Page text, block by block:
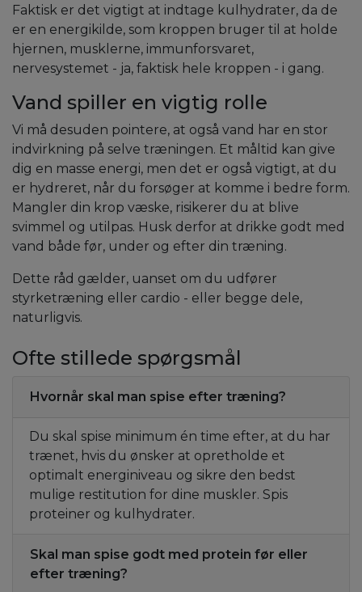
Faktisk er det vigtigt at indtage kulhydrater, da de
er en energikilde, som kroppen bruger til at holde
hjernen, musklerne, immunforsvaret,
nervesystemet - ja, faktisk hele kroppen - i gang.
Vand spiller en vigtig rolle
Vi må desuden pointere, at også vand har en stor
indvirkning på selve træningen. Et måltid kan give
dig en masse energi, men det er også vigtigt, at du
er hydreret, når du forsøger at komme i bedre form.
Mangler din krop væske, risikerer du at blive
svimmel og utilpas. Husk derfor at drikke godt med
vand både før, under og efter din træning.
Dette råd gælder, uanset om du udfører
styrketræning eller cardio - eller begge dele,
naturligvis.
Ofte stillede spørgsmål
Hvornår skal man spise efter træning?
Du skal spise minimum én time efter, at du har
trænet, hvis du ønsker at opretholde et
optimalt energiniveau og sikre den bedst
mulige restitution for dine muskler. Spis
proteiner og kulhydrater.
Skal man spise godt med protein før eller
efter træning?